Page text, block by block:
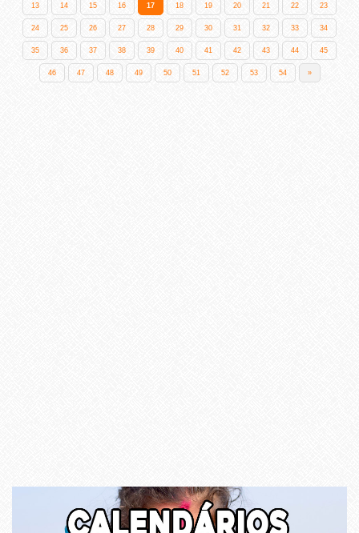
13 14 15 16 17 18 19 20 21 22 23
24 25 26 27 28 29 30 31 32 33 34
35 36 37 38 39 40 41 42 43 44 45
46 47 48 49 50 51 52 53 54 »